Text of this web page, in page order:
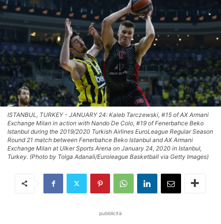
ISTANBUL, TURKEY - JANUARY 24: Kaleb Tarczewski, #15 of AX Armani
Exchange Milan in action with Nando De Colo, #19 of Fenerbahce Beko
Istanbul during the 2019/2020 Turkish Airlines EuroLeague Regular Season
Round 21 match between Fenerbahce Beko Istanbul and AX Armani
Exchange Milan at Ulker Sports Arena on January 24, 2020 in Istanbul,
Turkey. (Photo by Tolga Adanali/Euroleague Basketball via Getty Images)
pubblicità